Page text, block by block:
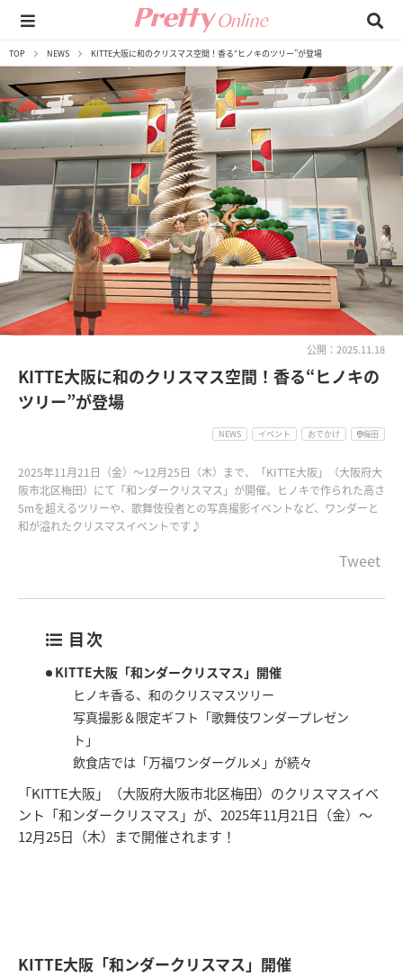
TOP NEWS KITTE大阪に和のクリスマス空間！香る“ヒノキのツリー”が登場
公開：2025.11.18
KITTE大阪に和のクリスマス空間！香る“ヒノキの
ツリー”が登場
NEWS イベント おでかけ 梅田
2025年11月21日（金）～12月25日（木）まで、「KITTE大阪」（大阪府大
阪市北区梅田）にて「和ンダークリスマス」が開催。ヒノキで作られた高さ
5mを超えるツリーや、歌舞伎役者との写真撮影イベントなど、ワンダーと
和が溢れたクリスマスイベントです♪
Tweet
目次
KITTE大阪「和ンダークリスマス」開催
ヒノキ香る、和のクリスマスツリー
写真撮影＆限定ギフト「歌舞伎ワンダープレゼン
ト」
飲食店では「万福ワンダーグルメ」が続々
「KITTE大阪」（大阪府大阪市北区梅田）のクリスマスイベ
ント「和ンダークリスマス」が、2025年11月21日（金）～
12月25日（木）まで開催されます！
KITTE大阪「和ンダークリスマス」開催